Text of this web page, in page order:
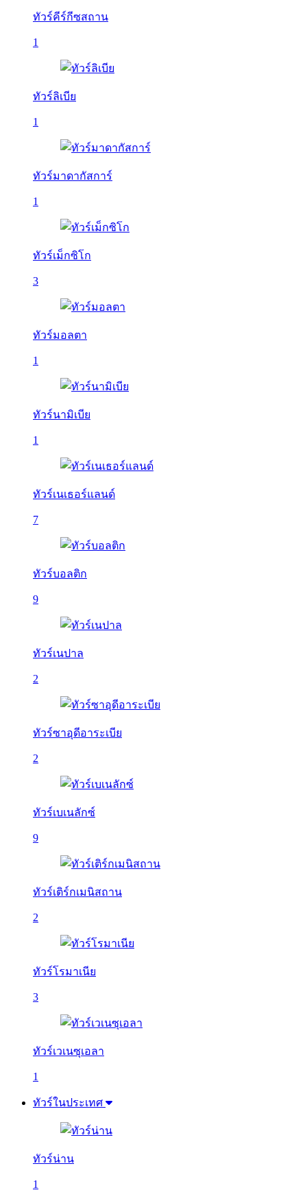
ทัวร์คีร์กีซสถาน
1
ทัวร์ลิเบีย
1
ทัวร์มาดากัสการ์
1
ทัวร์เม็กซิโก
3
ทัวร์มอลตา
1
ทัวร์นามิเบีย
1
ทัวร์เนเธอร์แลนด์
7
ทัวร์บอลติก
9
ทัวร์เนปาล
2
ทัวร์ซาอุดีอาระเบีย
2
ทัวร์เบเนลักซ์
9
ทัวร์เติร์กเมนิสถาน
2
ทัวร์โรมาเนีย
3
ทัวร์เวเนซุเอลา
1
ทัวร์ในประเทศ
ทัวร์น่าน
1